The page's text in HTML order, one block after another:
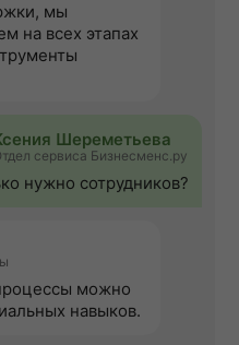
мы
на всех этапах
Шереметьева
сервиса Бизнесменс.ру
нужно сотрудников?
можно
навыков.